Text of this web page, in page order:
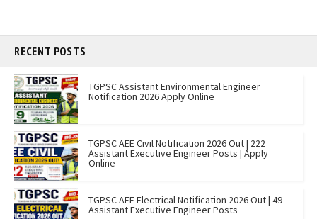
RECENT POSTS
TGPSC Assistant Environmental Engineer
Notification 2026 Apply Online
TGPSC AEE Civil Notification 2026 Out | 222
Assistant Executive Engineer Posts | Apply
Online
TGPSC AEE Electrical Notification 2026 Out | 49
Assistant Executive Engineer Posts